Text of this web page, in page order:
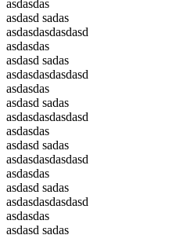
asdasdas
asdasd sadas
asdasdasdasdasd
asdasdas
asdasd sadas
asdasdasdasdasd
asdasdas
asdasd sadas
asdasdasdasdasd
asdasdas
asdasd sadas
asdasdasdasdasd
asdasdas
asdasd sadas
asdasdasdasdasd
asdasdas
asdasd sadas